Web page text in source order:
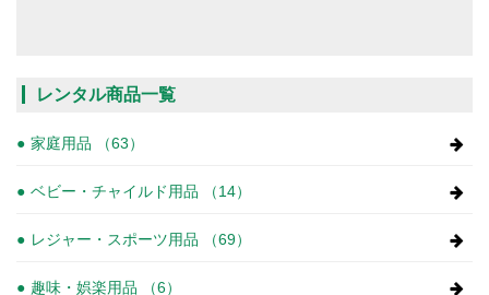
レンタル商品一覧
家庭用品 （63）
ベビー・チャイルド用品 （14）
レジャー・スポーツ用品 （69）
趣味・娯楽用品 （6）